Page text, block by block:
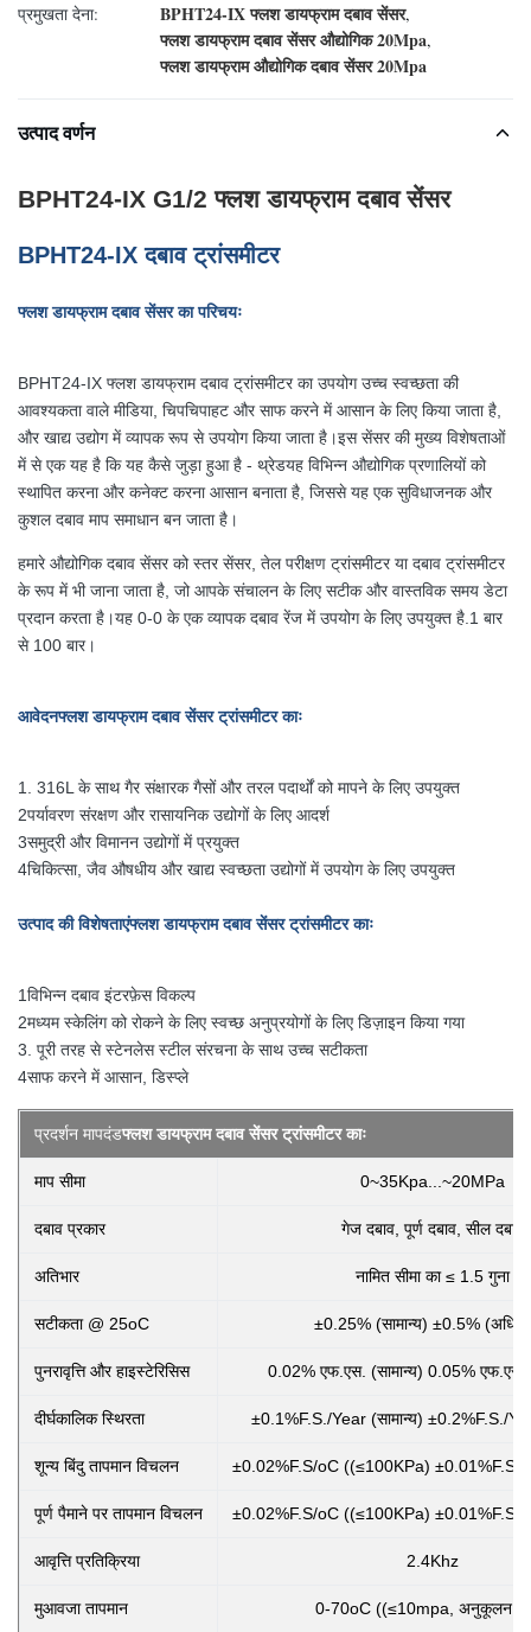
प्रमुखता देना:
BPHT24-IX फ्लश डायफ्राम दबाव सेंसर,
फ्लश डायफ्राम दबाव सेंसर औद्योगिक 20Mpa,
फ्लश डायफ्राम औद्योगिक दबाव सेंसर 20Mpa
उत्पाद वर्णन
BPHT24-IX G1/2 फ्लश डायफ्राम दबाव सेंसर
BPHT24-IX दबाव ट्रांसमीटर
फ्लश डायफ्राम दबाव सेंसर का परिचयः
BPHT24-IX फ्लश डायफ्राम दबाव ट्रांसमीटर का उपयोग उच्च स्वच्छता की
आवश्यकता वाले मीडिया, चिपचिपाहट और साफ करने में आसान के लिए किया जाता है,
और खाद्य उद्योग में व्यापक रूप से उपयोग किया जाता है।इस सेंसर की मुख्य विशेषताओं
में से एक यह है कि यह कैसे जुड़ा हुआ है - थ्रेडयह विभिन्न औद्योगिक प्रणालियों को
स्थापित करना और कनेक्ट करना आसान बनाता है, जिससे यह एक सुविधाजनक और
कुशल दबाव माप समाधान बन जाता है।
हमारे औद्योगिक दबाव सेंसर को स्तर सेंसर, तेल परीक्षण ट्रांसमीटर या दबाव ट्रांसमीटर
के रूप में भी जाना जाता है, जो आपके संचालन के लिए सटीक और वास्तविक समय डेटा
प्रदान करता है।यह 0-0 के एक व्यापक दबाव रेंज में उपयोग के लिए उपयुक्त है.1 बार
से 100 बार।
आवेदनफ्लश डायफ्राम दबाव सेंसर ट्रांसमीटर काः
1. 316L के साथ गैर संक्षारक गैसों और तरल पदार्थों को मापने के लिए उपयुक्त
2पर्यावरण संरक्षण और रासायनिक उद्योगों के लिए आदर्श
3समुद्री और विमानन उद्योगों में प्रयुक्त
4चिकित्सा, जैव औषधीय और खाद्य स्वच्छता उद्योगों में उपयोग के लिए उपयुक्त
उत्पाद की विशेषताएंफ्लश डायफ्राम दबाव सेंसर ट्रांसमीटर काः
1विभिन्न दबाव इंटरफ़ेस विकल्प
2मध्यम स्केलिंग को रोकने के लिए स्वच्छ अनुप्रयोगों के लिए डिज़ाइन किया गया
3. पूरी तरह से स्टेनलेस स्टील संरचना के साथ उच्च सटीकता
4साफ करने में आसान, डिस्प्ले
प्रदर्शन मापदंडफ्लश डायफ्राम दबाव सेंसर ट्रांसमीटर काः
माप सीमा 0~35Kpa...~20MPa
दबाव प्रकार गेज दबाव, पूर्ण दबाव, सील दबाव
अतिभार नामित सीमा का ≤ 1.5 गुना
सटीकता @ 25oC ±0.25% (सामान्य) ±0.5%
पुनरावृत्ति और हाइस्टेरिसिस 0.02% एफ.एस. (सामान्य) 0.05%
दीर्घकालिक स्थिरता ±0.1%F.S./Year (सामान्य) ±0.2%F.S./
शून्य बिंदु तापमान विचलन ±0.02%F.S/oC ((≤100KPa) ±0.01%F.S/
पूर्ण पैमाने पर तापमान विचलन ±0.02%F.S/oC ((≤100KPa) ±0.01%F.S/
आवृत्ति प्रतिक्रिया 2.4Khz
मुआवजा तापमान 0-70oC ((≤10mpa, अनुकूलन